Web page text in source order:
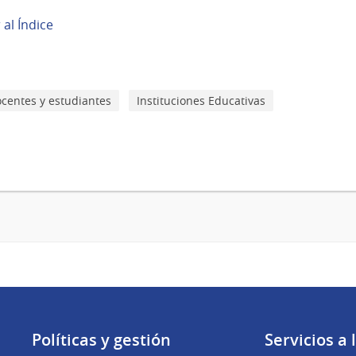
al Índice
y estudiantes Instituciones Educativas
Políticas y gestión Servicios a